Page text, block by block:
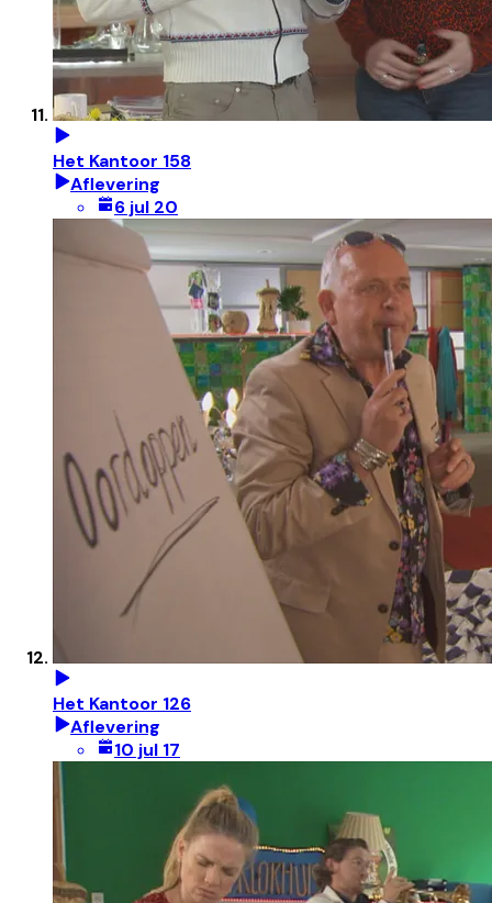
Het Kantoor 158
Aflevering
6 jul 20
Het Kantoor 126
Aflevering
10 jul 17